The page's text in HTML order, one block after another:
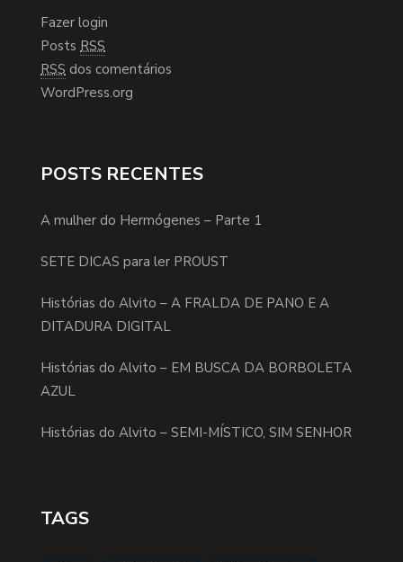
Fazer login
Posts RSS
RSS dos comentários
WordPress.org
POSTS RECENTES
A mulher do Hermógenes – Parte 1
SETE DICAS para ler PROUST
Histórias do Alvito – A FRALDA DE PANO E A
DITADURA DIGITAL
Histórias do Alvito – EM BUSCA DA BORBOLETA
AZUL
Histórias do Alvito – SEMI-MÍSTICO, SIM SENHOR
TAGS